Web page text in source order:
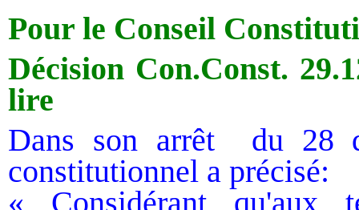
Pour le Conseil
Décision Con.Const.
lire
Dans son arrêt
du 28
constitutionnel a précisé:
« Considérant